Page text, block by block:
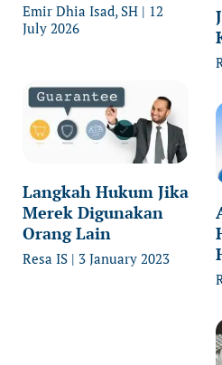
Emir Dhia Isad, SH
12
July 2026
Langkah Hukum Jika
Merek Digunakan
Orang Lain
Resa IS 3 January 2023